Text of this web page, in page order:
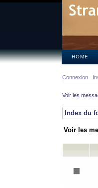
HOME
Connexion
Voir les
Index du
Voir les